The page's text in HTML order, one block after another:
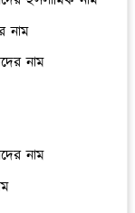
নাম
নাম
নাম